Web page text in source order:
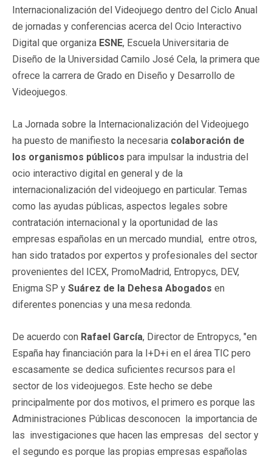
Internacionalización del Videojuego dentro del Ciclo Anual
de jornadas y conferencias acerca del Ocio Interactivo
Digital que organiza ESNE, Escuela Universitaria de
Diseño de la Universidad Camilo José Cela, la primera que
ofrece la carrera de Grado en Diseño y Desarrollo de
Videojuegos.
La Jornada sobre la Internacionalización del Videojuego
ha puesto de manifiesto la necesaria colaboración de
los organismos públicos para impulsar la industria del
ocio interactivo digital en general y de la
internacionalización del videojuego en particular. Temas
como las ayudas públicas, aspectos legales sobre
contratación internacional y la oportunidad de las
empresas españolas en un mercado mundial, entre otros,
han sido tratados por expertos y profesionales del sector
provenientes del ICEX, PromoMadrid, Entropycs, DEV,
Enigma SP y Suárez de la Dehesa Abogados en
diferentes ponencias y una mesa redonda.
De acuerdo con Rafael García, Director de Entropycs, "en
España hay financiación para la I+D+i en el área TIC pero
escasamente se dedica suficientes recursos para el
sector de los videojuegos. Este hecho se debe
principalmente por dos motivos, el primero es porque las
Administraciones Públicas desconocen la importancia de
las investigaciones que hacen las empresas del sector y
el segundo es porque las propias empresas españolas